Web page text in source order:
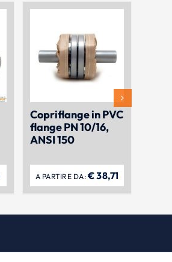
Copriflange in PVC
flange PN 10/16,
ANSI 150
A PARTIRE DA: €38,71